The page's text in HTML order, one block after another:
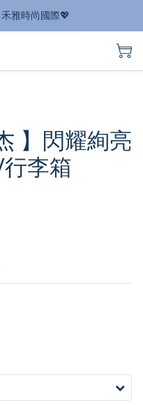
雅時尚國際💖
】閃耀絢亮
李箱